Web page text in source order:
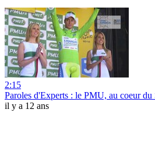
2:15
Paroles d'Experts : le PMU, au coeur
il y a 12 ans